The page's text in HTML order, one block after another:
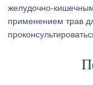
желудочно-
применением трав